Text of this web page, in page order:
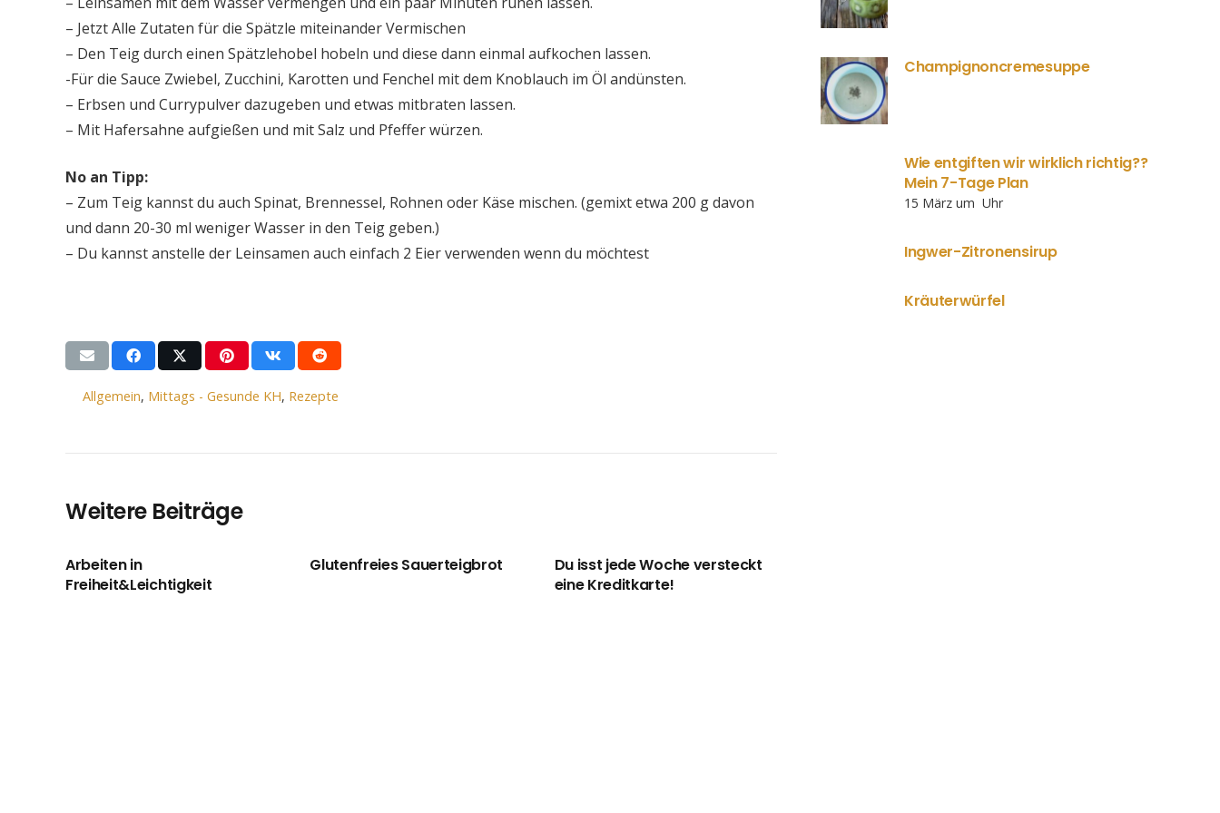
– Jetzt Alle Zutaten für die Spätzle miteinander Vermischen
– Den Teig durch einen Spätzlehobel hobeln und diese dann einmal aufkochen lassen.
-Für die Sauce Zwiebel, Zucchini, Karotten und Fenchel mit dem Knoblauch im Öl andünsten.
– Erbsen und Currypulver dazugeben und etwas mitbraten lassen.
– Mit Hafersahne aufgießen und mit Salz und Pfeffer würzen.
No an Tipp:
– Zum Teig kannst du auch Spinat, Brennessel, Rohnen oder Käse mischen. (gemixt etwa 200 g davon
und dann 20-30 ml weniger Wasser in den Teig geben.)
– Du kannst anstelle der Leinsamen auch einfach 2 Eier verwenden wenn du möchtest
Champignoncremesuppe
Wie entgiften wir wirklich richtig??
Mein 7-Tage Plan
15 März um Uhr
Ingwer-Zitronensirup
Kräuterwürfel
Allgemein, Mittags - Gesunde KH, Rezepte
Weitere Beiträge
Arbeiten in
Freiheit&Leichtigkeit
Glutenfreies Sauerteigbrot
Du isst jede Woche versteckt
eine Kreditkarte!